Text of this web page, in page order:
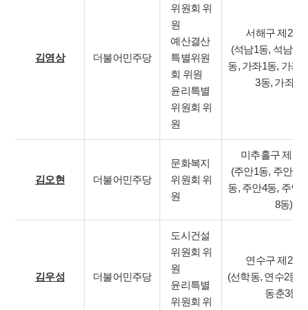
김영상 더불어민주당
위원회 위
원
예산결산
특별위원
회 위원
윤리특별
위원회 위
원
서해구 제2선
(석남1동, 석남2
동, 가좌1동, 가좌
3동, 가좌4
김오현 더불어민주당
문화복지
위원회 위
원
미추홀구 제2
(주안1동, 주안2
동, 주안4동, 주안
8동)
김우성 더불어민주당
도시건설
위원회 위
원
윤리특별
위원회 위
연수구 제2선
(선학동, 연수2동,
동춘3동)